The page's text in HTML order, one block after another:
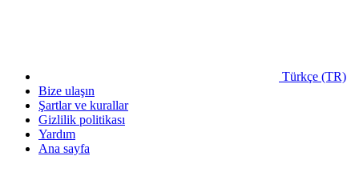
Türkçe (TR)
Bize ulaşın
Şartlar ve kurallar
Gizlilik politikası
Yardım
Ana sayfa